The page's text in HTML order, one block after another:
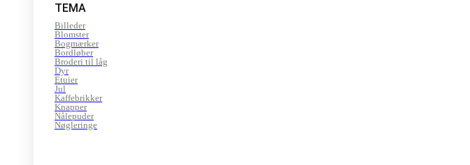
TEMA
Billeder
Blomster
Bogmærker
Bordløber
Broderi til låg
Dyr
Etuier
Jul
Kaffebrikker
Knapper
Nålepuder
Nøgleringe